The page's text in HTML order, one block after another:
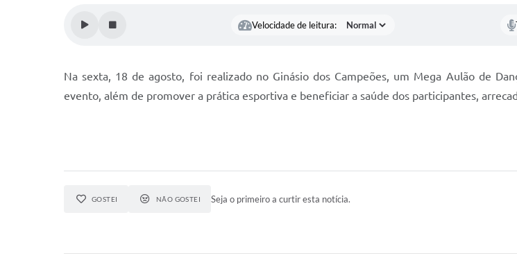
Velocidade de leitura:
Na sexta, 18 de agosto, foi realizado no Ginásio dos Campeões, um Mega Aulão de
evento, além de promover a prática esportiva e beneficiar a saúde dos participantes,
GOSTEI NÃO GOSTEI Seja o primeiro a curtir esta notícia.